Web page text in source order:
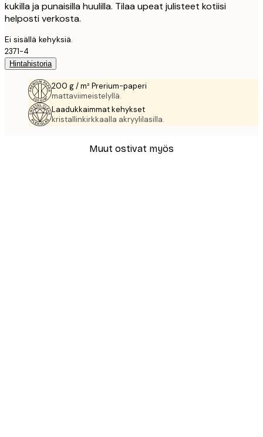
kukilla ja punaisilla huulilla. Tilaa upeat julisteet kotiisi
helposti verkosta.
Ei sisällä kehyksiä.
2371-4
Hintahistoria
200 g / m² Prerium-paperi
mattaviimeistelyllä.
Laadukkaimmat kehykset
kristallinkirkkaalla akryylilasilla.
Muut ostivat myös